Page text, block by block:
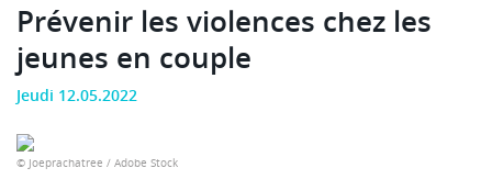
Prévenir les violences chez les
jeunes en couple
Jeudi 12.05.2022
© Joeprachatree / Adobe Stock